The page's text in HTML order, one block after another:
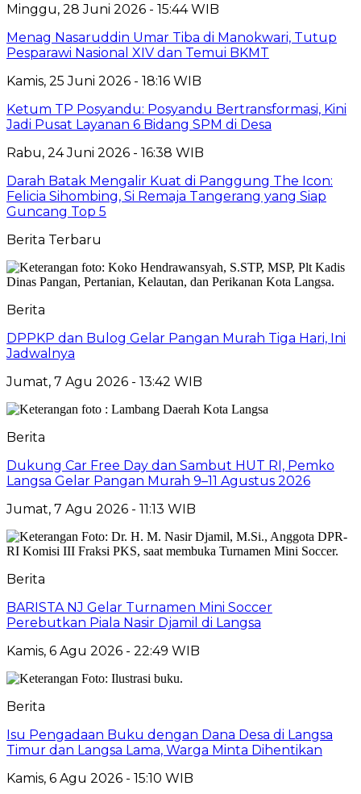
Minggu, 28 Juni 2026 - 15:44 WIB
Menag Nasaruddin Umar Tiba di Manokwari, Tutup
Pesparawi Nasional XIV dan Temui BKMT
Kamis, 25 Juni 2026 - 18:16 WIB
Ketum TP Posyandu: Posyandu Bertransformasi, Kini
Jadi Pusat Layanan 6 Bidang SPM di Desa
Rabu, 24 Juni 2026 - 16:38 WIB
Darah Batak Mengalir Kuat di Panggung The Icon:
Felicia Sihombing, Si Remaja Tangerang yang Siap
Guncang Top 5
Berita Terbaru
Berita
DPPKP dan Bulog Gelar Pangan Murah Tiga Hari, Ini
Jadwalnya
Jumat, 7 Agu 2026 - 13:42 WIB
Berita
Dukung Car Free Day dan Sambut HUT RI, Pemko
Langsa Gelar Pangan Murah 9–11 Agustus 2026
Jumat, 7 Agu 2026 - 11:13 WIB
Berita
BARISTA NJ Gelar Turnamen Mini Soccer
Perebutkan Piala Nasir Djamil di Langsa
Kamis, 6 Agu 2026 - 22:49 WIB
Berita
Isu Pengadaan Buku dengan Dana Desa di Langsa
Timur dan Langsa Lama, Warga Minta Dihentikan
Kamis, 6 Agu 2026 - 15:10 WIB